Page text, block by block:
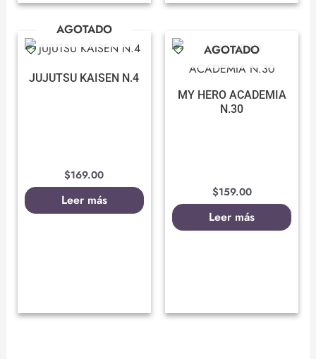
AGOTADO
JUJUTSU KAISEN N.4
$169.00
Leer más
AGOTADO
MY HERO ACADEMIA
N.30
$159.00
Leer más